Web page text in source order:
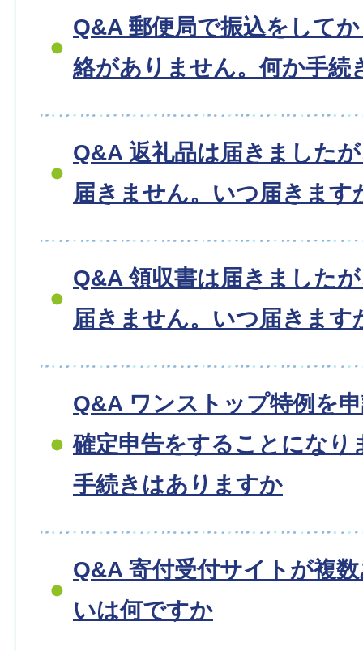
Q&A 郵便局で振込をして
絡がありません。何か手続
Q&A 返礼品は届きました
届きません。いつ届きます
Q&A 領収書は届きました
届きません。いつ届きます
Q&A ワンストップ特例を
確定申告をすることになり
手続きはありますか
Q&A 寄付受付サイトが複
いは何ですか